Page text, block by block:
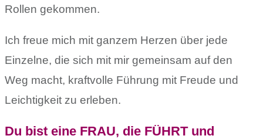
Rollen gekommen.
Ich freue mich mit ganzem Herzen über jede
Einzelne, die sich mit mir gemeinsam auf den
Weg macht, kraftvolle Führung mit Freude und
Leichtigkeit zu erleben.
Du bist eine FRAU, die FÜHRT und